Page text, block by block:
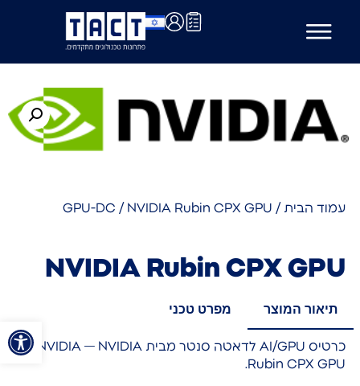
פתח
עמוד הבית /
GPU-DC / NVIDIA Rubin CPX GPU
NVIDIA Rubin CPX GPU
תיאור המוצר מפרט טכני
כרטיס AI/GPU לדאטה סנטר מבית NVIDIA — NVIDIA
Rubin CPX GPU.